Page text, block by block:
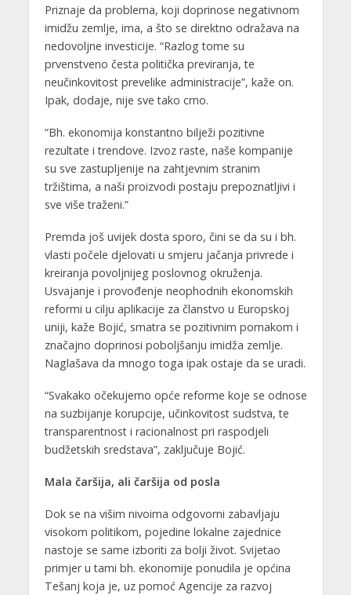
Priznaje da problema, koji doprinose negativnom
imidžu zemlje, ima, a što se direktno odražava na
nedovoljne investicije. “Razlog tome su
prvenstveno česta politička previranja, te
neučinkovitost prevelike administracije”, kaže on.
Ipak, dodaje, nije sve tako crno.
“Bh. ekonomija konstantno bilježi pozitivne
rezultate i trendove. Izvoz raste, naše kompanije
su sve zastupljenije na zahtjevnim stranim
tržištima, a naši proizvodi postaju prepoznatljivi i
sve više traženi.”
Premda još uvijek dosta sporo, čini se da su i bh.
vlasti počele djelovati u smjeru jačanja privrede i
kreiranja povoljnijeg poslovnog okruženja.
Usvajanje i provođenje neophodnih ekonomskih
reformi u cilju aplikacije za članstvo u Europskoj
uniji, kaže Bojić, smatra se pozitivnim pomakom i
značajno doprinosi poboljšanju imidža zemlje.
Naglašava da mnogo toga ipak ostaje da se uradi.
“Svakako očekujemo opće reforme koje se odnose
na suzbijanje korupcije, učinkovitost sudstva, te
transparentnost i racionalnost pri raspodjeli
budžetskih sredstava”, zaključuje Bojić.
Mala čaršija, ali čaršija od posla
Dok se na višim nivoima odgovorni zabavljaju
visokom politikom, pojedine lokalne zajednice
nastoje se same izboriti za bolji život. Svijetao
primjer u tami bh. ekonomije ponudila je općina
Tešanj koja je, uz pomoć Agencije za razvoj